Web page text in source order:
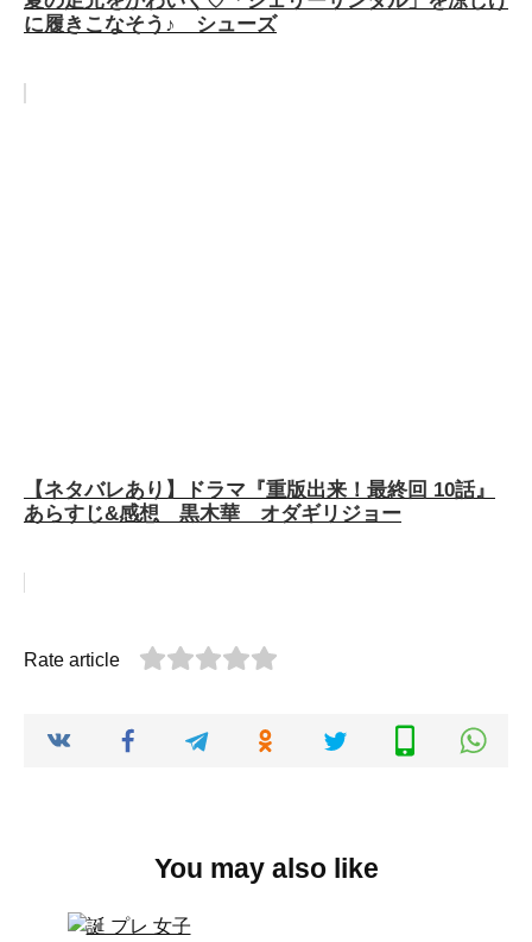
に履きこなそう♪ シューズ
【ネタバレあり】ドラマ『重版出来！最終回 10話』
あらすじ&感想 黒木華 オダギリジョー
Rate article
You may also like